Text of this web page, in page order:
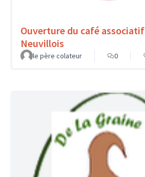
Ouverture du café associatif
Neuvillois
le père colateur
0